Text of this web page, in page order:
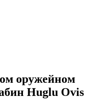
оружейном
Huglu Ovis